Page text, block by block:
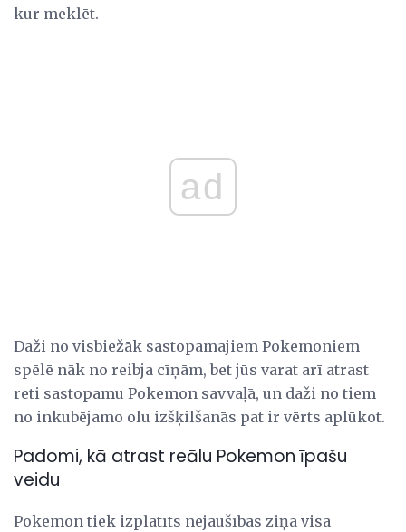
kur meklēt.
ad
Daži no visbiežāk sastopamajiem Pokemoniem
spēlē nāk no reibja cīņām, bet jūs varat arī atrast
reti sastopamu Pokemon savvaļā, un daži no tiem
no inkubējamo olu izšķilšanās pat ir vērts aplūkot.
Padomi, kā atrast reālu Pokemon īpašu
veidu
Pokemon tiek izplatīts nejaušības ziņā visā